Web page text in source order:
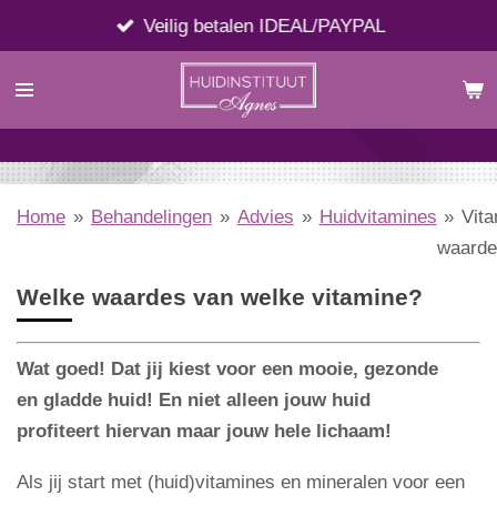
direct
naar
Veilig betalen IDEAL/PAYPAL
Home » Behandelingen » Advies » Huidvitamines »
Welke waardes van welke vitamine?
Wat goed! Dat jij kiest voor een mooie, gezonde
en gladde huid! En niet alleen jouw huid
profiteert hiervan maar jouw hele lichaam!
Als jij start met (huid)vitamines en mineralen voor een